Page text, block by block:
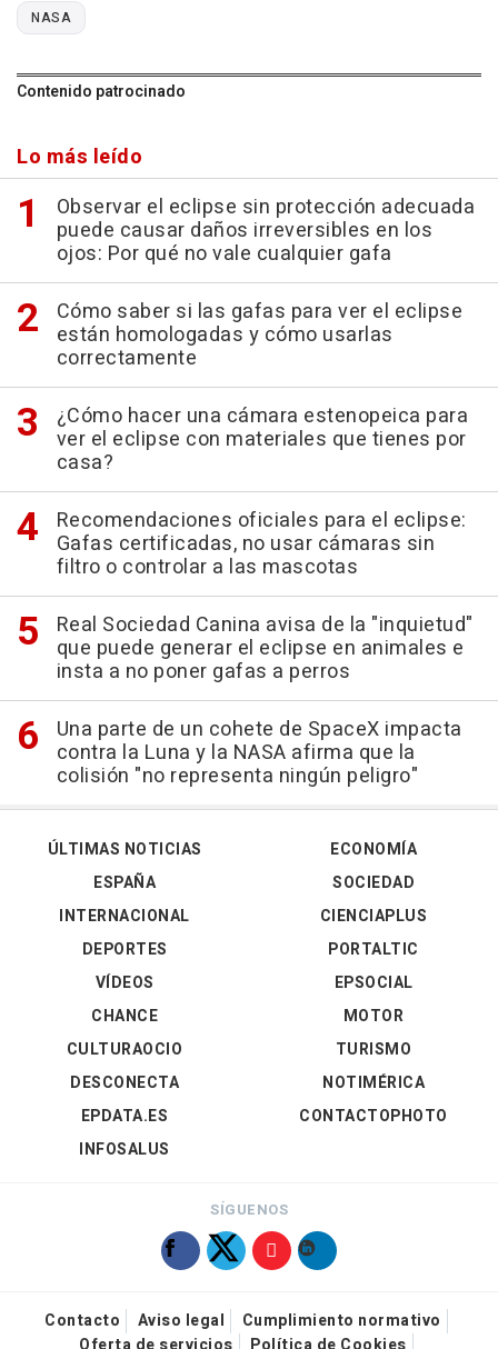
NASA
Contenido patrocinado
Lo más leído
Observar el eclipse sin protección adecuada
puede causar daños irreversibles en los
ojos: Por qué no vale cualquier gafa
Cómo saber si las gafas para ver el eclipse
están homologadas y cómo usarlas
correctamente
¿Cómo hacer una cámara estenopeica para
ver el eclipse con materiales que tienes por
casa?
Recomendaciones oficiales para el eclipse:
Gafas certificadas, no usar cámaras sin
filtro o controlar a las mascotas
Real Sociedad Canina avisa de la "inquietud"
que puede generar el eclipse en animales e
insta a no poner gafas a perros
Una parte de un cohete de SpaceX impacta
contra la Luna y la NASA afirma que la
colisión "no representa ningún peligro"
ÚLTIMAS NOTICIAS
ESPAÑA
INTERNACIONAL
DEPORTES
VÍDEOS
ECONOMÍA
SOCIEDAD
CIENCIAPLUS
PORTALTIC
EPSOCIAL
CHANCE
CULTURAOCIO
DESCONECTA
EPDATA.ES
INFOSALUS
MOTOR
TURISMO
NOTIMÉRICA
CONTACTOPHOTO
SÍGUENOS
Contacto Aviso legal
Cumplimiento normativo